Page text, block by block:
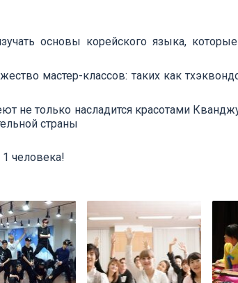
основы корейского языка,
мастер-классов: таких как
не только насладится красотами
страны
человека!